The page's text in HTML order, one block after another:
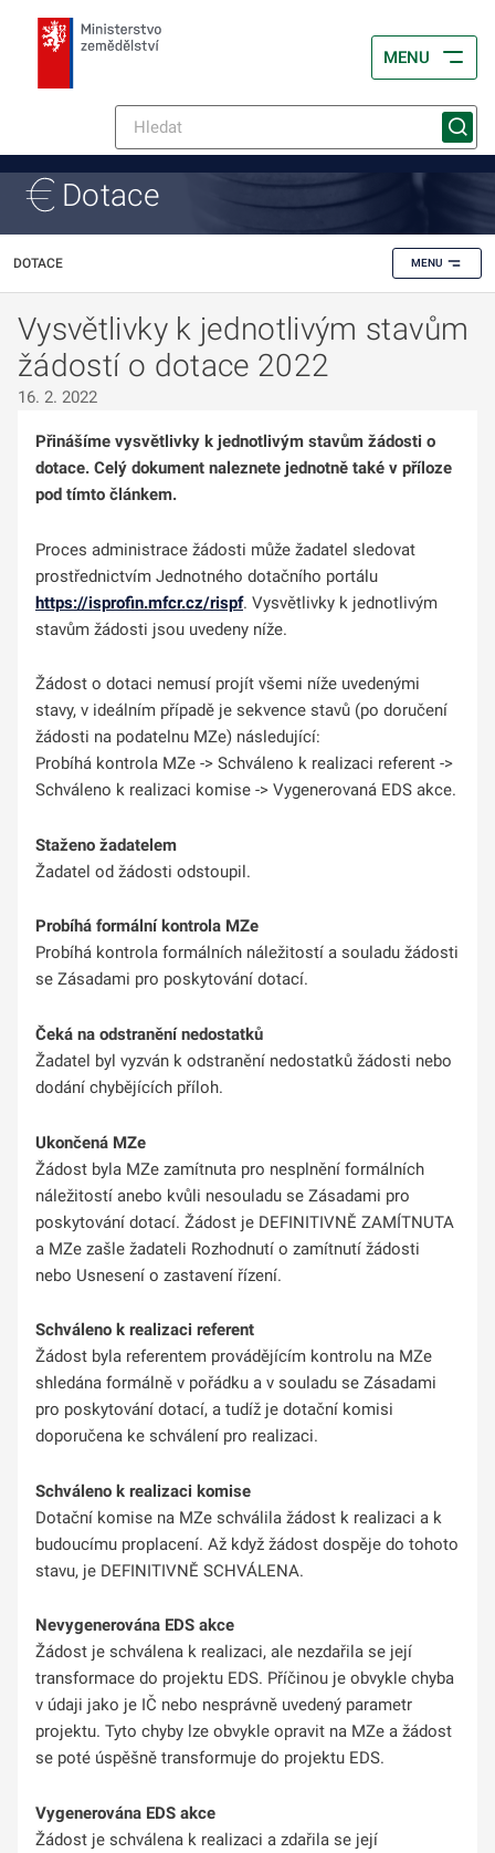
MENU
Dotace
DOTACE MENU
Vysvětlivky k jednotlivým stavům
žádostí o dotace 2022
16. 2. 2022
Přinášíme vysvětlivky k jednotlivým stavům žádosti o
dotace. Celý dokument naleznete jednotně také v příloze
pod tímto článkem.
Proces administrace žádosti může žadatel sledovat
prostřednictvím Jednotného dotačního portálu
https://isprofin.mfcr.cz/rispf. Vysvětlivky k jednotlivým
stavům žádosti jsou uvedeny níže.
Žádost o dotaci nemusí projít všemi níže uvedenými
stavy, v ideálním případě je sekvence stavů (po doručení
žádosti na podatelnu MZe) následující:
Probíhá kontrola MZe -> Schváleno k realizaci referent ->
Schváleno k realizaci komise -> Vygenerovaná EDS akce.
Staženo žadatelem
Žadatel od žádosti odstoupil.
Probíhá formální kontrola MZe
Probíhá kontrola formálních náležitostí a souladu žádosti
se Zásadami pro poskytování dotací.
Čeká na odstranění nedostatků
Žadatel byl vyzván k odstranění nedostatků žádosti nebo
dodání chybějících příloh.
Ukončená MZe
Žádost byla MZe zamítnuta pro nesplnění formálních
náležitostí anebo kvůli nesouladu se Zásadami pro
poskytování dotací. Žádost je DEFINITIVNĚ ZAMÍTNUTA
a MZe zašle žadateli Rozhodnutí o zamítnutí žádosti
nebo Usnesení o zastavení řízení.
Schváleno k realizaci referent
Žádost byla referentem provádějícím kontrolu na MZe
shledána formálně v pořádku a v souladu se Zásadami
pro poskytování dotací, a tudíž je dotační komisi
doporučena ke schválení pro realizaci.
Schváleno k realizaci komise
Dotační komise na MZe schválila žádost k realizaci a k
budoucímu proplacení. Až když žádost dospěje do tohoto
stavu, je DEFINITIVNĚ SCHVÁLENA.
Nevygenerována EDS akce
Žádost je schválena k realizaci, ale nezdařila se její
transformace do projektu EDS. Příčinou je obvykle chyba
v údaji jako je IČ nebo nesprávně uvedený parametr
projektu. Tyto chyby lze obvykle opravit na MZe a žádost
se poté úspěšně transformuje do projektu EDS.
Vygenerována EDS akce
Žádost je schválena k realizaci a zdařila se její